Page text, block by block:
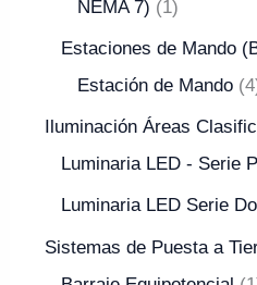
NEMA 7)
1
Estaciones de Mando
Estación de Mando 4
Iluminación Áreas
Luminaria LED - Serie
Luminaria LED Serie
Sistemas de Puesta a